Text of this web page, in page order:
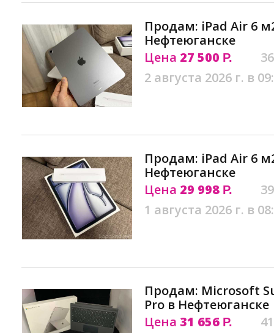
Продам: iPad Air 6
Нефтеюганске
Цена 27 500 Р.
2 августа 2026 г. в
Продам: iPad Air 6
Нефтеюганске
Цена 29 998 Р.
1 августа 2026 г. в
Продам: Microsoft
Pro в Нефтеюганске
Цена 31 656 Р.